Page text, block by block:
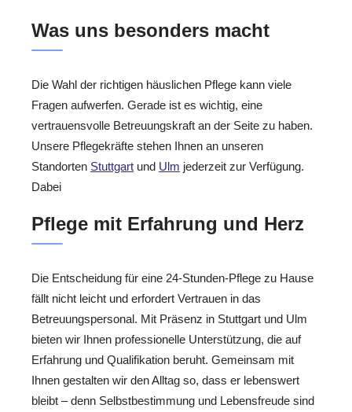
Was uns besonders macht
Die Wahl der richtigen häuslichen Pflege kann viele
Fragen aufwerfen. Gerade ist es wichtig, eine
vertrauensvolle Betreuungskraft an der Seite zu haben.
Unsere Pflegekräfte stehen Ihnen an unseren
Standorten Stuttgart und Ulm jederzeit zur Verfügung.
Dabei
Pflege mit Erfahrung und Herz
Die Entscheidung für eine 24-Stunden-Pflege zu Hause
fällt nicht leicht und erfordert Vertrauen in das
Betreuungspersonal. Mit Präsenz in Stuttgart und Ulm
bieten wir Ihnen professionelle Unterstützung, die auf
Erfahrung und Qualifikation beruht. Gemeinsam mit
Ihnen gestalten wir den Alltag so, dass er lebenswert
bleibt – denn Selbstbestimmung und Lebensfreude sind